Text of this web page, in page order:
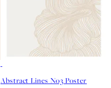
Abstract Lines No3 Poster